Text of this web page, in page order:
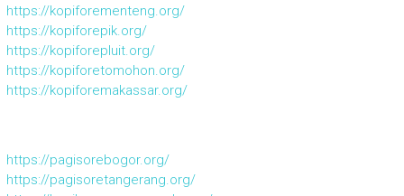
https://kopiforementeng.org/
https://kopiforepik.org/
https://kopiforepluit.org/
https://kopiforetomohon.org/
https://kopiforemakassar.org/
https://pagisorebogor.org/
https://pagisoretangerang.org/